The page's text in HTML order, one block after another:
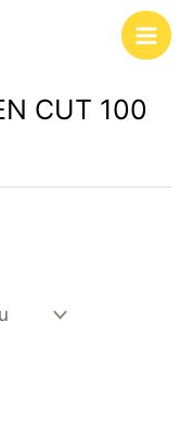
Main
CUT 100